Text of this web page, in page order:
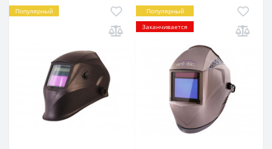
Популярный
Популярный
Заканчивается